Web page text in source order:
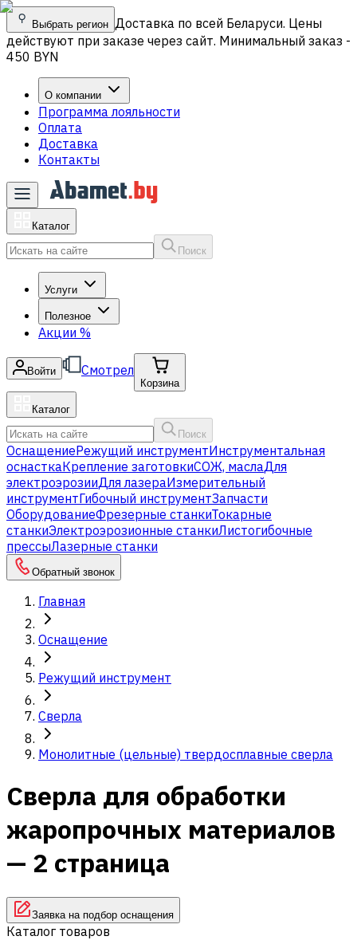
Выбрать регион Доставка по всей Беларуси. Цены
действуют при заказе через сайт. Минимальный заказ -
450 BYN
О компании
Программа лояльности
Оплата
Доставка
Контакты
Каталог
Поиск
Услуги
Полезное
Акции %
Войти Смотрел
Корзина
Каталог
Поиск
ОснащениеРежущий инструментИнструментальная
оснасткаКрепление заготовкиСОЖ, маслаДля
электроэрозииДля лазераИзмерительный
инструментГибочный инструментЗапчасти
ОборудованиеФрезерные станкиТокарные
станкиЭлектроэрозионные станкиЛистогибочные
прессыЛазерные станки
Обратный звонок
Главная
Оснащение
Режущий инструмент
Сверла
Монолитные (цельные) твердосплавные сверла
Сверла для обработки
жаропрочных материалов
— 2 страница
Заявка на подбор оснащения
Каталог товаров